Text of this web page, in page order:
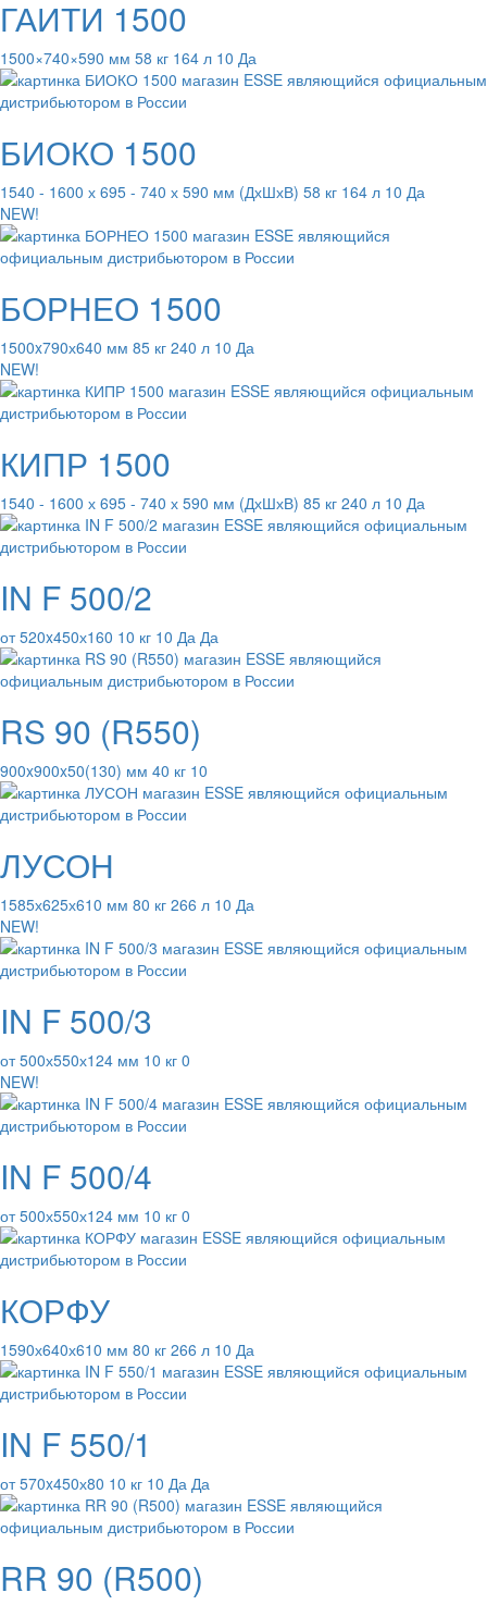
ГАИТИ 1500
1500×740×590 мм 58 кг 164 л 10 Да
БИОКО 1500
1540 - 1600 х 695 - 740 х 590 мм (ДхШхВ) 58 кг 164 л 10 Да
NEW!
БОРНЕО 1500
1500x790х640 мм 85 кг 240 л 10 Да
NEW!
КИПР 1500
1540 - 1600 х 695 - 740 х 590 мм (ДхШхВ) 85 кг 240 л 10 Да
IN F 500/2
от 520x450х160 10 кг 10 Да Да
RS 90 (R550)
900x900x50(130) мм 40 кг 10
ЛУСОН
1585х625х610 мм 80 кг 266 л 10 Да
NEW!
IN F 500/3
от 500х550х124 мм 10 кг 0
NEW!
IN F 500/4
от 500х550х124 мм 10 кг 0
КОРФУ
1590х640х610 мм 80 кг 266 л 10 Да
IN F 550/1
от 570x450х80 10 кг 10 Да Да
RR 90 (R500)